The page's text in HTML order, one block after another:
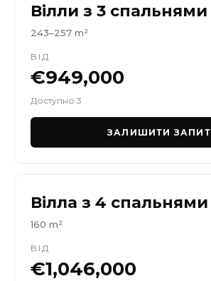
Вілли з 3 спальнями
243–257 m²
ВІД
€949,000
Доступно 3
ЗАЛИШИТИ ЗАПИТ
Вілла з 4 спальнями
160 m²
ВІД
€1,046,000